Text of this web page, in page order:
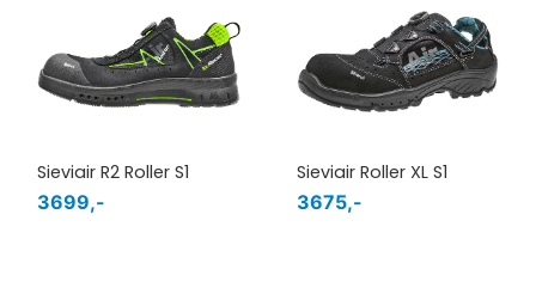
Sieviair R2 Roller S1
3699,-
Sieviair Roller XL S1
3675,-